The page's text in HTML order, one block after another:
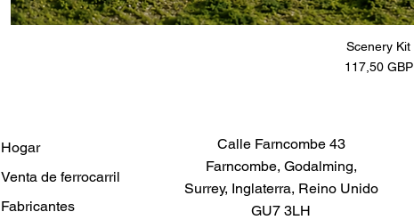
Scenery Kit
Precio
117,50 GBP
Hogar
Venta de ferrocarril
Fabricantes
Calle Farncombe 43
Farncombe, Godalming,
Surrey, Inglaterra, Reino Unido
GU7 3LH